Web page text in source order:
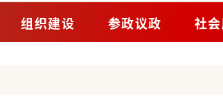
组织建设 参政议政 社